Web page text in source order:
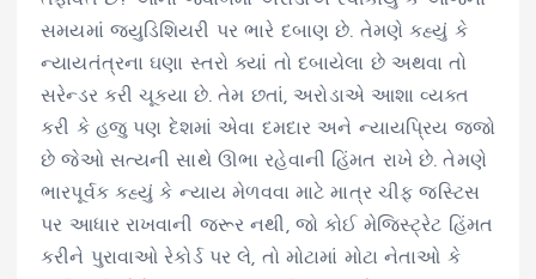
સમયમાં જ્યુડિશિયરી પર ભારે દબાણ છે. તેમણે કહ્યું કે
ન્યાયતંત્રના ઘણા સ્તરો ક્યાં તો દબાયેલા છે અથવા તો
સરેન્ડર કરી ચૂક્યા છે. તેમ છતાં, અરોડાએ આશા વ્યક્ત
કરી કે હજુ પણ દેશમાં એવા દમદાર અને ન્યાયપ્રિય જજો
છે જેઓ સત્યની સાથે ઊભા રહેવાની હિંમત રાખે છે. તેમણે
ભારપૂર્વક કહ્યું કે ન્યાય મેળવવા માટે માત્ર ચીફ જસ્ટિસ
પર આધાર રાખવાની જરૂર નથી, જો કોઈ મેજિસ્ટ્રેટ હિંમત
કરીને પુરાવાઓ રેકોર્ડ પર લે, તો મોટામાં મોટા નેતાઓ કે